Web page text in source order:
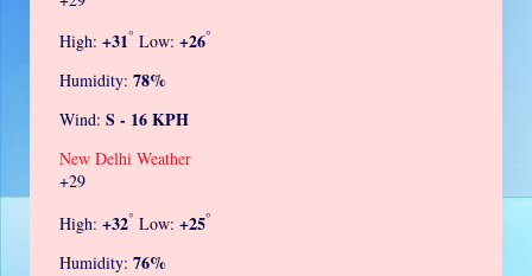
High: +31° Low: +26°
Humidity: 78%
Wind: S - 16 KPH
New Delhi Weather
+29
High: +32° Low: +25°
Humidity: 76%